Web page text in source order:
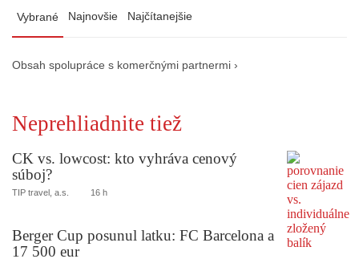
Vybrané Najnovšie Najčítanejšie
Obsah spolupráce s komerčnými partnermi ›
Neprehliadnite tiež
CK vs. lowcost: kto vyhráva cenový
súboj?
TIP travel, a.s. 16 h
Berger Cup posunul latku: FC Barcelona a
17 500 eur